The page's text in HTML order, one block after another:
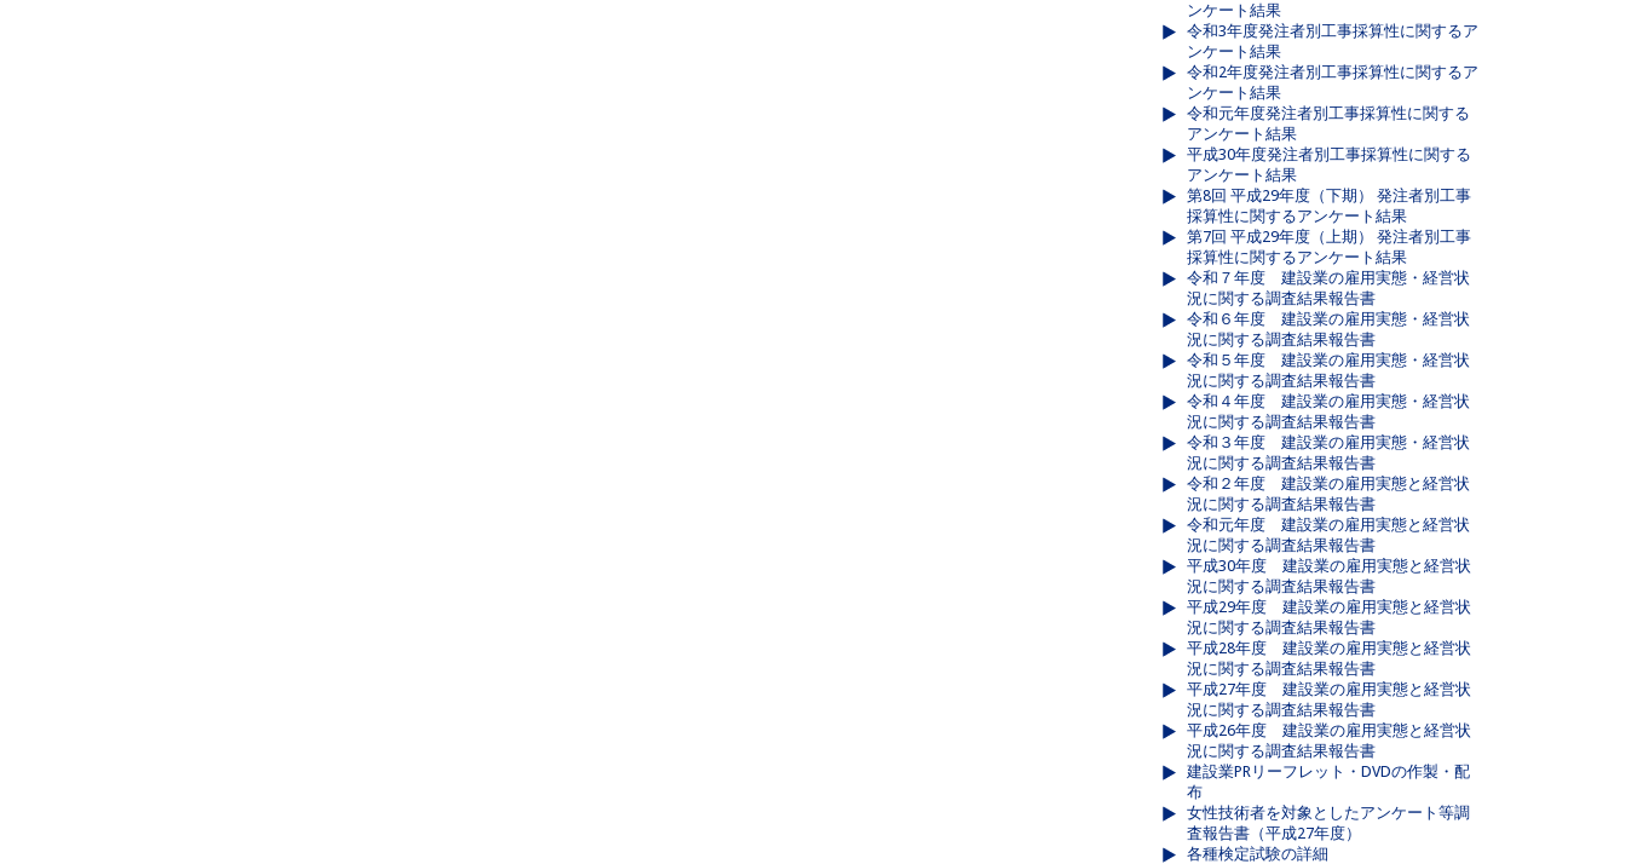
ンケート結果
令和3年度発注者別工事採算性に関するア
ンケート結果
令和2年度発注者別工事採算性に関するア
ンケート結果
令和元年度発注者別工事採算性に関する
アンケート結果
平成30年度発注者別工事採算性に関する
アンケート結果
第8回 平成29年度（下期） 発注者別工事
採算性に関するアンケート結果
第7回 平成29年度（上期） 発注者別工事
採算性に関するアンケート結果
令和７年度 建設業の雇用実態・経営状
況に関する調査結果報告書
令和６年度 建設業の雇用実態・経営状
況に関する調査結果報告書
令和５年度 建設業の雇用実態・経営状
況に関する調査結果報告書
令和４年度 建設業の雇用実態・経営状
況に関する調査結果報告書
令和３年度 建設業の雇用実態・経営状
況に関する調査結果報告書
令和２年度 建設業の雇用実態と経営状
況に関する調査結果報告書
令和元年度 建設業の雇用実態と経営状
況に関する調査結果報告書
平成30年度 建設業の雇用実態と経営状
況に関する調査結果報告書
平成29年度 建設業の雇用実態と経営状
況に関する調査結果報告書
平成28年度 建設業の雇用実態と経営状
況に関する調査結果報告書
平成27年度 建設業の雇用実態と経営状
況に関する調査結果報告書
平成26年度 建設業の雇用実態と経営状
況に関する調査結果報告書
建設業PRリーフレット・DVDの作製・配
布
女性技術者を対象としたアンケート等調
査報告書（平成27年度）
各種検定試験の詳細